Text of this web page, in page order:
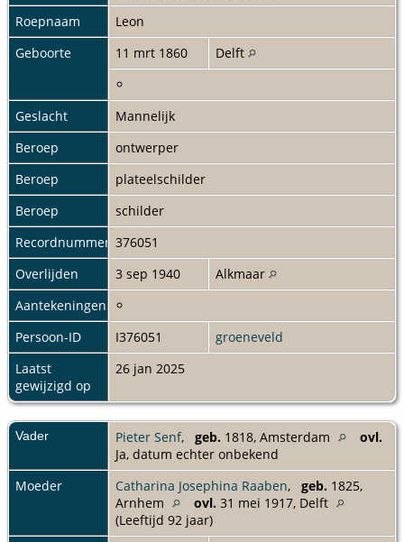
Roepnaam
Leon
Geboorte
11 mrt 1860 Delft
Geslacht
Mannelijk
Beroep
ontwerper
Beroep
plateelschilder
Beroep
schilder
Recordnummer 376051
Overlijden
3 sep 1940
Alkmaar
Aantekeningen
Persoon-ID
I376051
groeneveld
Laatst
gewijzigd op
26 jan 2025
Vader Pieter Senf, geb. 1818, Amsterdam
ovl.
Ja, datum echter onbekend
Moeder
Catharina Josephina Raaben, geb. 1825,
Arnhem
ovl. 31 mei 1917, Delft
(Leeftijd 92 jaar)